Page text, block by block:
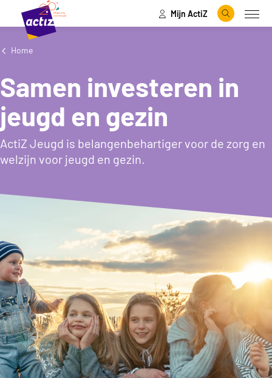
Naar hoofdinhoud
Naar menu
Naar de homepage
Mijn ActiZ
Zoeken
Home
Samen investeren in
jeugd en gezin
ActiZ Jeugd is belangenbehartiger voor de zorg en
welzijn voor jeugd en gezin.